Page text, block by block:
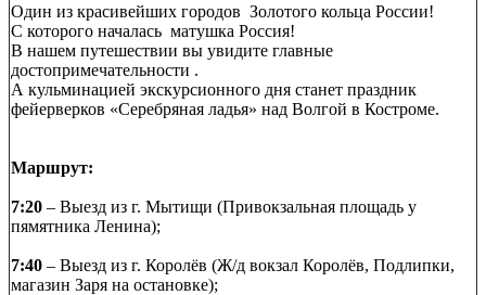
Один из красивейших городов Золотого кольца России!
С которого началась матушка Россия!
В нашем путешествии вы увидите главные
достопримечательности .
А кульминацией экскурсионного дня станет праздник
фейерверков «Серебряная ладья» над Волгой в Костроме.
Маршрут:
7:20 – Выезд из г. Мытищи (Привокзальная площадь у
пямятника Ленина);
7:40 – Выезд из г. Королёв (Ж/д вокзал Королёв, Подлипки,
магазин Заря на остановке);